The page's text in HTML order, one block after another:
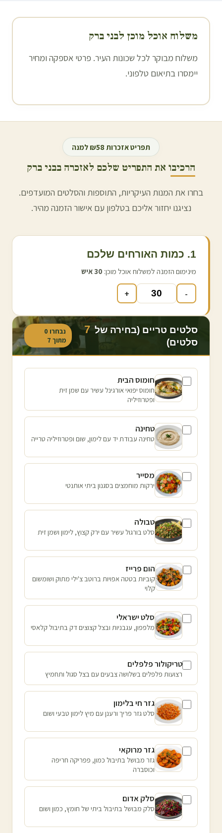
משלוח אוכל מוכן לבני ברק
משלוח מבוקר לכל שכונות העיר. פרטי אספקה ומחיר
יימסרו בתיאום טלפוני.
תפריט אזכרות ₪58 למנה
הרכיבו את התפריט שלכם לאזכרה בבני ברק
בחרו את המנות העיקריות, התוספות והסלטים המועדפים.
נציגנו יחזור אליכם בטלפון עם אישור הזמנה מהיר.
1. כמות האורחים שלכם
מינימום הזמנה למשלוח אוכל מוכן: 30איש
-
+
סלטים טריים (בחירה של 7
סלטים)
נבחרו 0
מתוך 7
חומוס הבית
חומוס יפואי אורגינל עשיר עם שמן זית
ופטרוזיליה
טחינה
טחינה עבודת יד עם לימון, שום ופטרוזיליה טרייה
מסייר
ירקות מוחמצים בסגנון ביתי אותנטי
טבולה
סלט בורגול עשיר עם ירק קצוץ, לימון ושמן זית
הום פרייז
קוביות בטטה אפויות ברוטב צ'ילי מתוק ושומשום
קלוי
סלט ישראלי
מלפפון, עגבניות ובצל קצוצים דק בתיבול קלאסי
טריקולור פלפלים
רצועות פלפלים בשלושה צבעים עם בצל סגול ותחמיץ
גזר חי בלימון
סלט גזר פריך ורענן עם מיץ לימון טבעי ושום
גזר מרוקאי
גזר מבושל בתיבול כמון, פפריקה חריפה
וכוסברה
סלק אדום
סלק מבושל בתיבול ביתי של חומץ, כמון ושום